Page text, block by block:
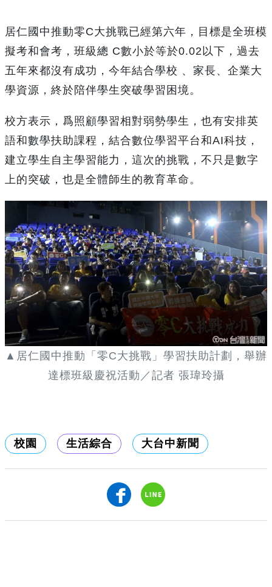
居仁國中推動零C大挑戰已經第六年，目標是全班模
擬考和會考，班級總 C數小於等於0.02以下，過去
五年來都沒有成功，今年結合學校 、家長、企業大
學資源，終於陪伴學生突破學習困境。
校方表示，爲照顧學習相對弱勢學生，也有安排英
語和數學扶助課程，結合數位學習平台和AI科技，
建立學生自主學習能力，這次的挑戰，不只是數字
上的突破，也是全體師生的教育革命。
▲居仁國中推動「零C大挑戰」學習扶助計劃，舉辦
達標班級慶祝活動／記者 張瑋玲攝
校園 生活綜合 大台中新聞